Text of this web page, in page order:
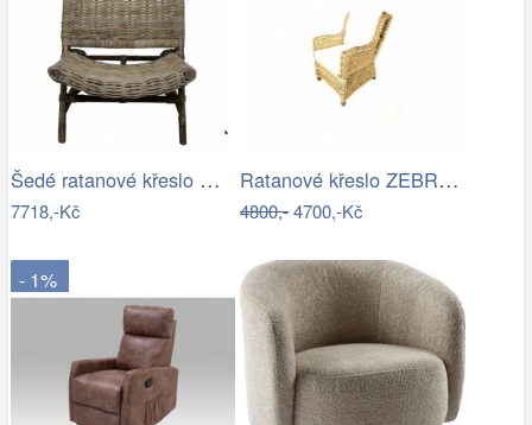
Šedé ratanové křeslo Mirri - 57*85…
7718,-Kč
Ratanové křeslo ZEBRA ušák - banánový…
4800,-4700,-Kč
- 1%